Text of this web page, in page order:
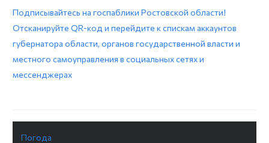
Подписывайтесь на госпаблики Ростовской области!
Отсканируйте QR-код и перейдите к спискам аккаунтов
губернатора области, органов государственной власти и
местного самоуправления в социальных сетях и
мессенджерах
Погода